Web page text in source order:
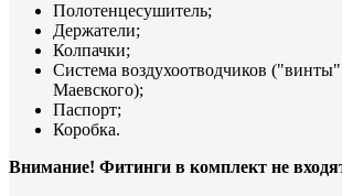
Полотенцесушитель;
Держатели;
Колпачки;
Система воздухоотводчиков
Маевского);
Паспорт;
Коробка.
Внимание! Фитинги в комплект не